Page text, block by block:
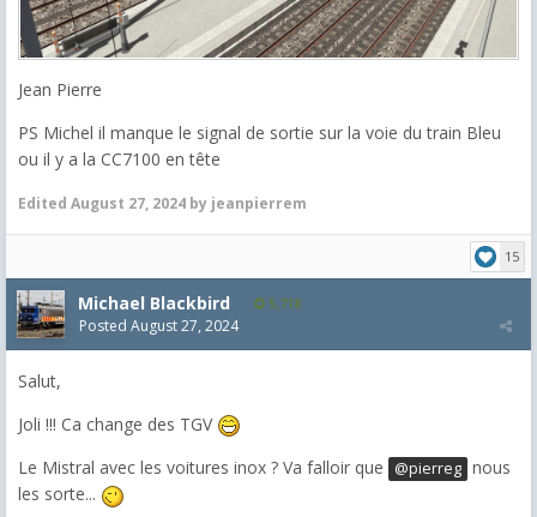
Jean Pierre
PS Michel il manque le signal de sortie sur la voie du train Bleu
ou il y a la CC7100 en tête
Edited August 27, 2024 by jeanpierrem
15
Michael Blackbird 5,718
Posted August 27, 2024
Salut,
Joli !!! Ca change des TGV
Le Mistral avec les voitures inox ? Va falloir que
@pierreg nous
les sorte...